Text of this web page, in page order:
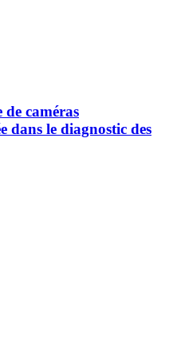
de caméras
dans le diagnostic des